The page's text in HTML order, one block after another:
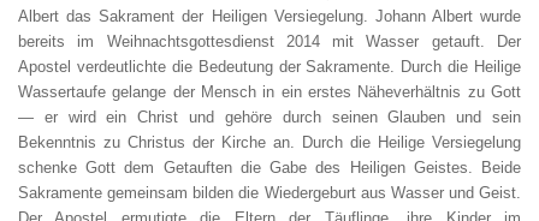
Albert das Sakrament der Heiligen Versiegelung. Johann Albert wurde
bereits im Weihnachtsgottesdienst 2014 mit Wasser getauft. Der
Apostel verdeutlichte die Bedeutung der Sakramente. Durch die Heilige
Wassertaufe gelange der Mensch in ein erstes Näheverhältnis zu Gott
— er wird ein Christ und gehöre durch seinen Glauben und sein
Bekenntnis zu Christus der Kirche an. Durch die Heilige Versiegelung
schenke Gott dem Getauften die Gabe des Heiligen Geistes. Beide
Sakramente gemeinsam bilden die Wiedergeburt aus Wasser und Geist.